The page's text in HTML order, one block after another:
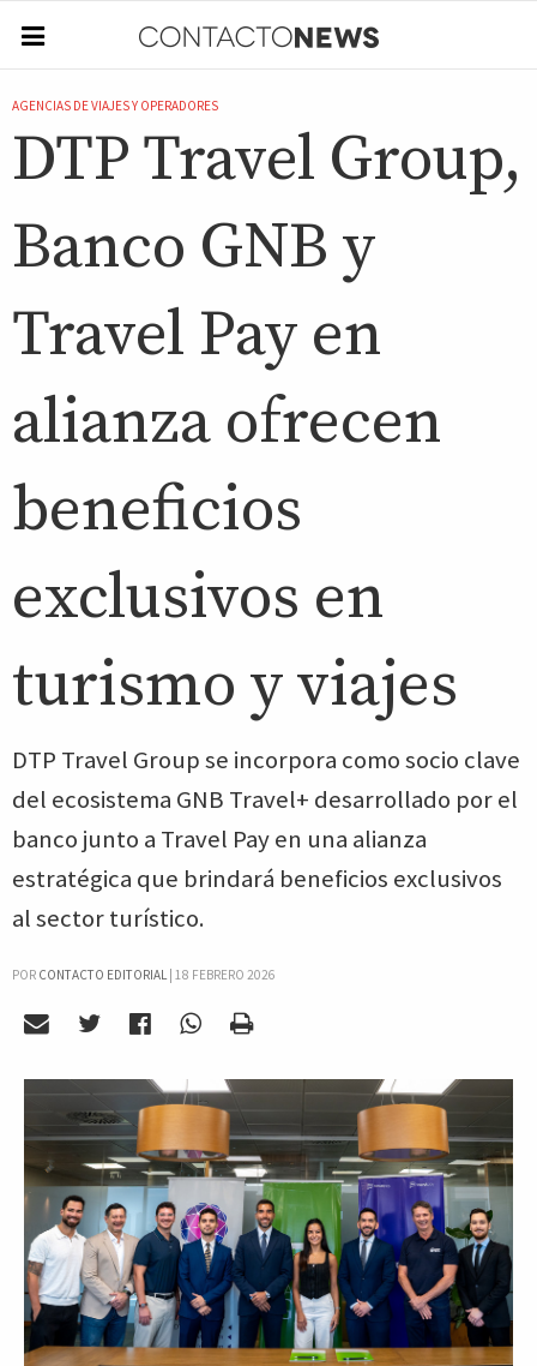
AGENCIAS DE VIAJES Y OPERADORES
DTP Travel Group,
Banco GNB y
Travel Pay en
alianza ofrecen
beneficios
exclusivos en
turismo y viajes
DTP Travel Group se incorpora como socio clave
del ecosistema GNB Travel+ desarrollado por el
banco junto a Travel Pay en una alianza
estratégica que brindará beneficios exclusivos
al sector turístico.
POR CONTACTO EDITORIAL| 18 FEBRERO 2026